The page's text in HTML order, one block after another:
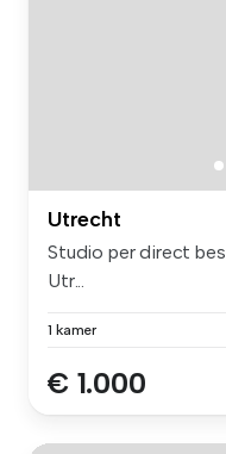
Utrecht
Studio per direct
Utr...
1 kamer
€ 1.000